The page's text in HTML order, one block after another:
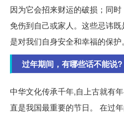
因为它会招来财运的破损；同
免伤到自己或家人。这些忌讳
是对我们自身安全和幸福的保护。
过年期间，有哪些话不能说?
中华文化传承千年,自上古就有
直是我国最重要的节日。 在过